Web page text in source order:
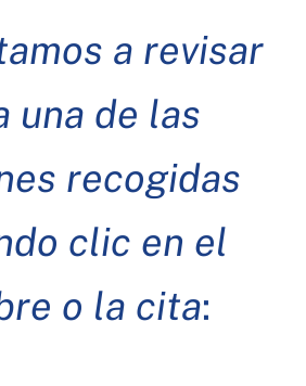
a revisar
una de las
recogidas
clic en el
o la cita: